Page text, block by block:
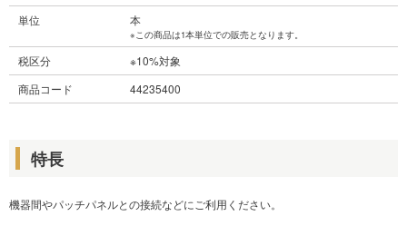
単位
本
※この商品は1本単位での販売となります。
税区分
※10%対象
商品コード
44235400
特長
機器間やパッチパネルとの接続などにご利用ください。